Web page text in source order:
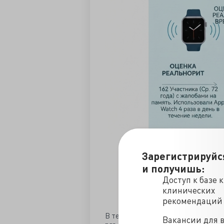
и получишь:
Доступ к базе
клинических
рекомендаций
Вакансии для
В течение недели участники